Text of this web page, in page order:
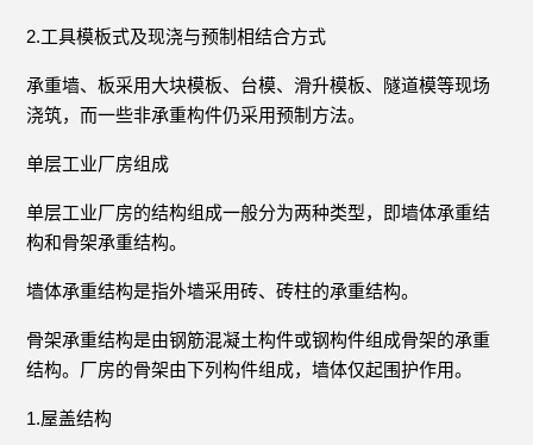
2.工具模板式及现浇与预制相结合方式
承重墙、板采用大块模板、台模、滑升模板、隧道模等现场
浇筑，而一些非承重构件仍采用预制方法。
单层工业厂房组成
单层工业厂房的结构组成一般分为两种类型，即墙体承重结
构和骨架承重结构。
墙体承重结构是指外墙采用砖、砖柱的承重结构。
骨架承重结构是由钢筋混凝土构件或钢构件组成骨架的承重
结构。厂房的骨架由下列构件组成，墙体仅起围护作用。
1.屋盖结构